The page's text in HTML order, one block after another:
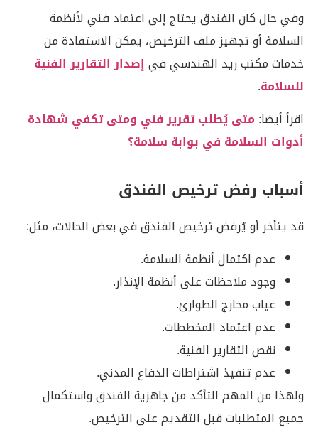
وفي حال كان الفندق يحتاج إلى اعتماد فني لأنظمة
السلامة أو تجهيز ملف الترخيص، يمكن الاستفادة من
خدمات مكتب ريد الهندسي فيإصدار التقارير الفنية
للسلامة.
اقرأ أيضا:متى يُطلب تقرير فني ومتى تكفي شهادة
أدوات السلامة في بوابة سلامة؟
أسباب رفض ترخيص الفندق
قد يتأخر أو يُرفض ترخيص الفندق في بعض الحالات، مثل:
عدم اكتمال أنظمة السلامة.
وجود ملاحظات على أنظمة الإنذار.
غياب مخارج الطوارئ.
عدم اعتماد المخططات.
نقص التقارير الفنية.
عدم تنفيذ اشتراطات الدفاع المدني.
ولهذا من المهم التأكد من جاهزية الفندق واستكمال
جميع المتطلبات قبل التقديم على الترخيص.